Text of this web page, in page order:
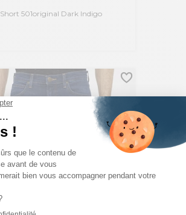
Short 501original Dark Indigo